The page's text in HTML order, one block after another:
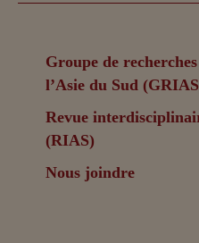
Groupe de
l’Asie du Sud
Revue
(RIAS)
Nous joindre